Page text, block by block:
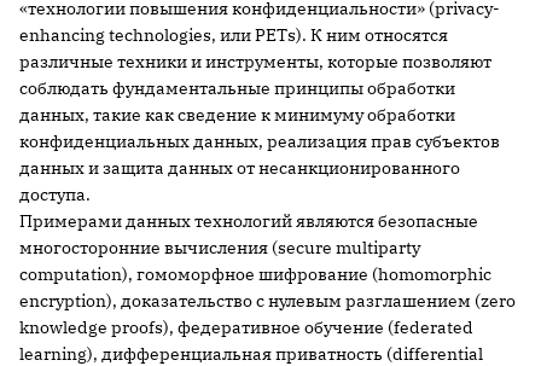
«технологии повышения конфиденциальности» (privacy-
enhancing technologies, или PETs). К ним относятся
различные техники и инструменты, которые позволяют
соблюдать фундаментальные принципы обработки
данных, такие как сведение к минимуму обработки
конфиденциальных данных, реализация прав субъектов
данных и защита данных от несанкционированного
доступа.
Примерами данных технологий являются безопасные
многосторонние вычисления (secure multiparty
computation), гомоморфное шифрование (homomorphic
encryption), доказательство с нулевым разглашением (zero
knowledge proofs), федеративное обучение (federated
learning), дифференциальная приватность (differential